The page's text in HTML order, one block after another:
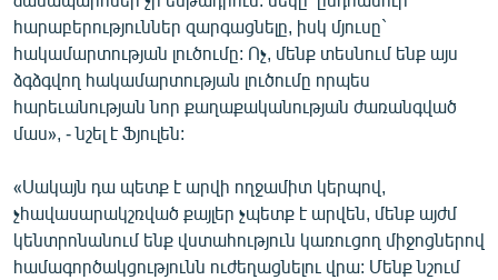
«Ազատության» բոլոր կայքերը
հարաբերություններ զարգացնելը, իսկ մյուսը`
հակամարտության լուծումը: Ոչ, մենք տեսնում ենք այս
ձգձգվող հակամարտության լուծումը որպես
հարեւանության նոր քաղաքականության ժառանգված
մաս», - նշել է Ֆյուլեն:
«Սակայն դա պետք է արվի ողջամիտ կերպով,
չհավասարակշռված քայլեր չպետք է արվեն, մենք այժմ
կենտրոնանում ենք վստահություն կառուցող միջոցներով
համագործակցությունն ուժեղացնելու վրա: Մենք նշում